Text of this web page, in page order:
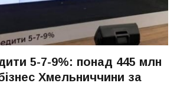
5-7-9%: понад 445 млн
Хмельниччини за